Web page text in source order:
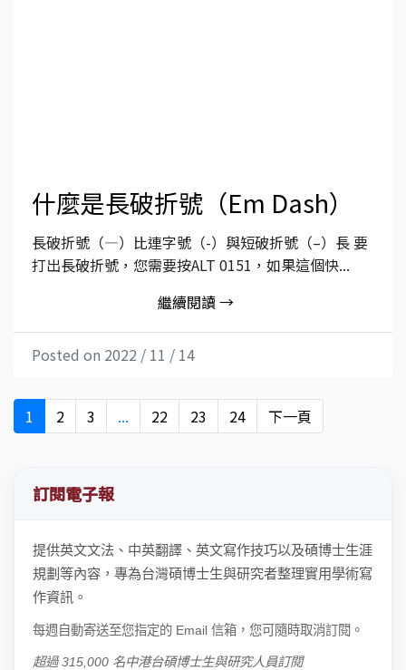
什麼是長破折號（Em Dash）
長破折號（—）比連字號（-）與短破折號（–）長 要
打出長破折號，您需要按ALT 0151，如果這個快...
繼續閱讀 →
Posted on 2022 / 11 / 14
1 2 3 ... 22 23 24 下一頁
訂閱電子報
提供英文文法、中英翻譯、英文寫作技巧以及碩博士生涯
規劃等內容，專為台灣碩博士生與研究者整理實用學術寫
作資訊。
每週自動寄送至您指定的 Email 信箱，您可隨時取消訂閱。
超過 315,000 名中港台碩博士生與研究人員訂閱